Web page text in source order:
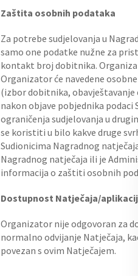
Zaštita osobnih podataka
Za potrebe sudjelovanja u
samo one podatke nužne za
kontakt broj dobitnika.
Organizator će navedene
(izbor dobitnika, obavještavanje
nakon objave pobjednika podaci
ograničenja sudjelovanja u
se koristiti u bilo kakve druge
Sudionicima Nagradnog
Nagradnog natječaja ili je
informacija o zaštiti osobnih
Dostupnost Natječaja/
Organizator nije odgovoran za
normalno odvijanje Natječaja,
povezan s ovim Natječajem.